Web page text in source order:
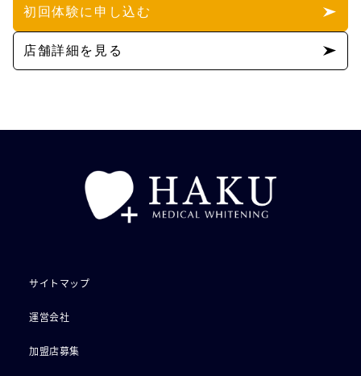
初回体験に申し込む
店舗詳細を見る
サイトマップ
運営会社
加盟店募集